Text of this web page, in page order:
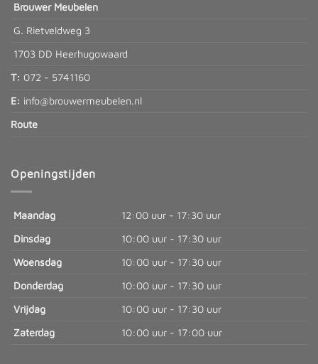
Brouwer Meubelen
G. Rietveldweg 3
1703 DD Heerhugowaard
T: 072 - 5741160
E: info@brouwermeubelen.nl
Route
Openingstijden
Maandag
12:00 uur - 17:30 uur
Dinsdag
10:00 uur - 17:30 uur
Woensdag
10:00 uur - 17:30 uur
Donderdag
10:00 uur - 17:30 uur
Vrijdag
10:00 uur - 17:30 uur
Zaterdag
10:00 uur - 17:00 uur